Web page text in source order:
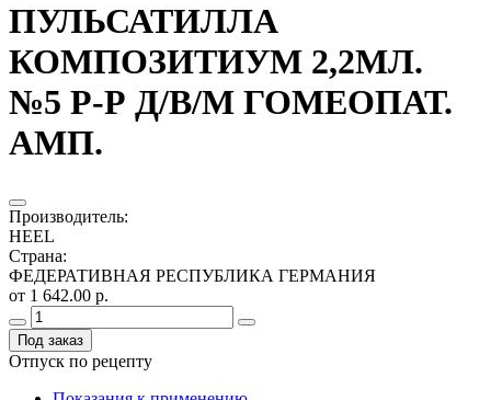
ПУЛЬСАТИЛЛА
КОМПОЗИТИУМ 2,2МЛ.
№5 Р-Р Д/В/М ГОМЕОПАТ.
АМП.
Производитель:
HEEL
Страна:
ФЕДЕРАТИВНАЯ РЕСПУБЛИКА ГЕРМАНИЯ
от 1 642.00 р.
Под заказ
Отпуск по рецепту